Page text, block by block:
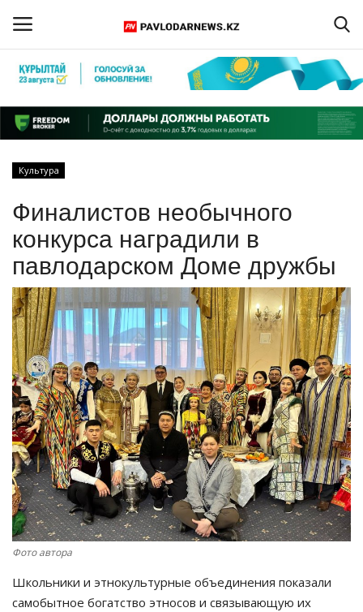
Регистрация
Главная
КАЗАХСТАН
МИР
СПЕЦПРОЕКТЫ
СПОРТ
Чек-лист
РАЗВЛЕЧЕНИЯ
OFFICIAL
Курултай
Язык
Культура
Финалистов необычного
конкурса наградили в
павлодарском Доме дружбы
Фото автора
Школьники и этнокультурные объединения показали
самобытное богатство этносов и связывающую их